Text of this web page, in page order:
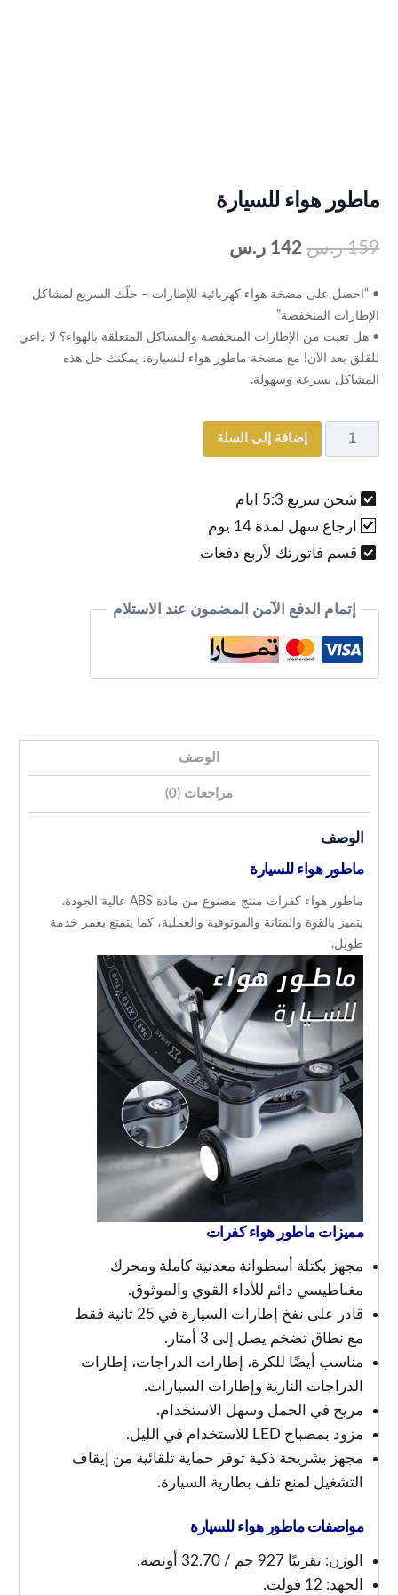
ماطور هواء للسيارة
159 ر.س 142 ر.س
• “احصل على مضخة هواء كهربائية للإطارات – حلّك السريع لمشاكل
الإطارات المنخفضة”
• هل تعبت من الإطارات المنخفضة والمشاكل المتعلقة بالهواء؟ لا داعي
للقلق بعد الآن! مع مضخة ماطور هواء للسيارة، يمكنك حل هذه
المشاكل بسرعة وسهولة.
إضافة إلى السلة
شحن سريع 5:3 ايام
ارجاع سهل لمدة 14 يوم
قسم فاتورتك لأربع دفعات
إتمام الدفع الآمن المضمون عند الاستلام
الوصف
مراجعات (0)
الوصف
ماطور هواء للسيارة
ماطور هواء كفرات منتج مصنوع من مادة ABS عالية الجودة.
يتميز بالقوة والمتانة والموثوقية والعملية، كما يتمتع بعمر خدمة
طويل.
مميزاتماطور هواء كفرات
مجهز بكتلة أسطوانة معدنية كاملة ومحرك
مغناطيسي دائم للأداء القوي والموثوق.
قادر على نفخ إطارات السيارة في 25 ثانية فقط
مع نطاق تضخم يصل إلى 3 أمتار.
مناسب أيضًا للكرة، إطارات الدراجات، إطارات
الدراجات النارية وإطارات السيارات.
مريح في الحمل وسهل الاستخدام.
مزود بمصباح LED للاستخدام في الليل.
مجهز بشريحة ذكية توفر حماية تلقائية من إيقاف
التشغيل لمنع تلف بطارية السيارة.
مواصفاتماطور هواءللسيارة
الوزن: تقريبًا 927 جم / 32.70 أونصة.
الجهد: 12 فولت.